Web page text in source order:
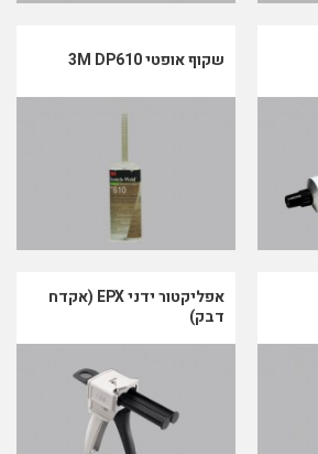
שקוף אופטי 3M DP610
אפליקטור ידני EPX (אקדח
דבק)